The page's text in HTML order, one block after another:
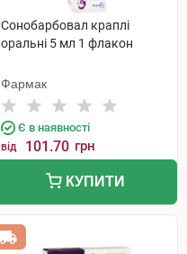
Сонобарбовал краплі
оральні 5 мл 1 флакон
Фармак
Є в наявності
від 101.70 грн
КУПИТИ